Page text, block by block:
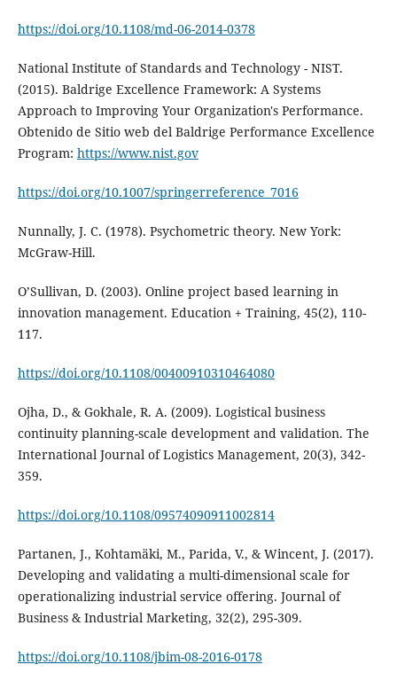
https://doi.org/10.1108/md-06-2014-0378
National Institute of Standards and Technology - NIST.
(2015). Baldrige Excellence Framework: A Systems
Approach to Improving Your Organization's Performance.
Obtenido de Sitio web del Baldrige Performance Excellence
Program: https://www.nist.gov
https://doi.org/10.1007/springerreference_7016
Nunnally, J. C. (1978). Psychometric theory. New York:
McGraw-Hill.
O’Sullivan, D. (2003). Online project based learning in
innovation management. Education + Training, 45(2), 110-
117.
https://doi.org/10.1108/00400910310464080
Ojha, D., & Gokhale, R. A. (2009). Logistical business
continuity planning-scale development and validation. The
International Journal of Logistics Management, 20(3), 342-
359.
https://doi.org/10.1108/09574090911002814
Partanen, J., Kohtamäki, M., Parida, V., & Wincent, J. (2017).
Developing and validating a multi-dimensional scale for
operationalizing industrial service offering. Journal of
Business & Industrial Marketing, 32(2), 295-309.
https://doi.org/10.1108/jbim-08-2016-0178